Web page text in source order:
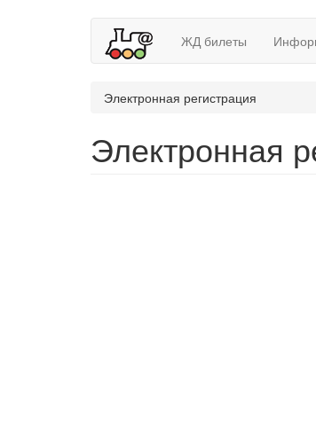
ЖД билеты
Электронная регистрация
Электронная